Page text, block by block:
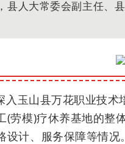
县人大常委会副主任、
入玉山县万花职业技
(劳模)疗休养基地的整
计、服务保障等情况。